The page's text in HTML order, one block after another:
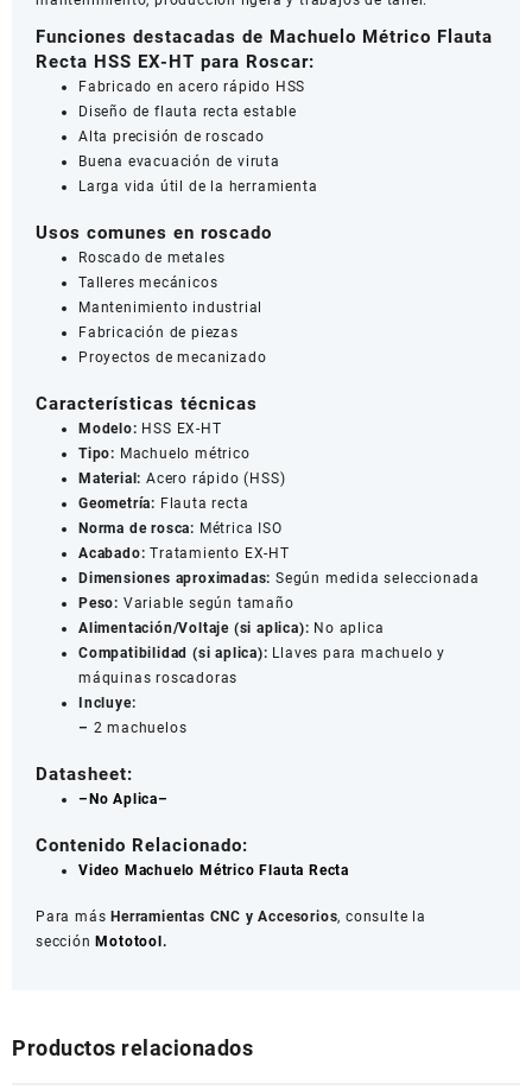
Funciones destacadas de Machuelo Métrico Flauta
Recta HSS EX-HT para Roscar:
Fabricado en acero rápido HSS
Diseño de flauta recta estable
Alta precisión de roscado
Buena evacuación de viruta
Larga vida útil de la herramienta
Usos comunes en roscado
Roscado de metales
Talleres mecánicos
Mantenimiento industrial
Fabricación de piezas
Proyectos de mecanizado
Características técnicas
Modelo: HSS EX-HT
Tipo: Machuelo métrico
Material: Acero rápido (HSS)
Geometría: Flauta recta
Norma de rosca: Métrica ISO
Acabado: Tratamiento EX-HT
Dimensiones aproximadas: Según medida seleccionada
Peso: Variable según tamaño
Alimentación/Voltaje (si aplica): No aplica
Compatibilidad (si aplica): Llaves para machuelo y
máquinas roscadoras
Incluye:
– 2 machuelos
Datasheet:
–No Aplica–
Contenido Relacionado:
Video Machuelo Métrico Flauta Recta
Para másHerramientas CNC y Accesorios, consulte la
secciónMototool.
Productos relacionados